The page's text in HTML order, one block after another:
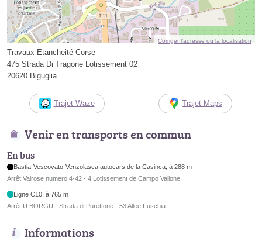
Corriger l’adresse ou la localisation
Travaux Etancheité Corse
475 Strada Di Tragone Lotissement 02
20620 Biguglia
Trajet Waze Trajet Maps
Venir en transports en commun
En bus
Bastia-Vescovato-Venzolasca autocars de la Casinca, à 288 m
Arrêt Valrose numero 4-42 - 4 Lotissement de Campo Vallone
Ligne C10, à 765 m
Arrêt U BORGU - Strada di Purettone - 53 Allee Fuschia
Informations